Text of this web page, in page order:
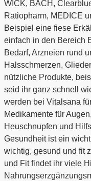
WICK, BACH,
Ratiopharm, MEDICE
Beispiel eine fiese
einfach in den Bereich
Bedarf, Arzneien rund
Halsschmerzen,
nützliche Produkte,
seid ihr ganz schnell
werden bei Vitalsana
Medikamente für
Heuschnupfen und
Gesundheit ist ein
wichtig, gesund und fit
und Fit findet ihr viele